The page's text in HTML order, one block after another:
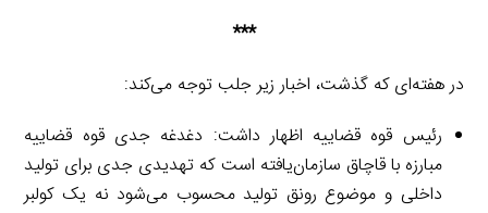
***
در هفته‌ای که گذشت، اخبار زیر جلب توجه می‌کند:
رئیس قوه قضاییه اظهار داشت: دغدغه جدی قوه قضاییه
مبارزه با قاچاق سازمان‌یافته است که تهدیدی جدی برای تولید
داخلی و موضوع رونق تولید محسوب می‌شود نه یک کولبر